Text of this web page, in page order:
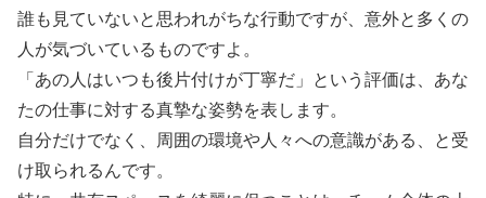
誰も見ていないと思われがちな行動ですが、意外と多くの
人が気づいているものですよ。
「あの人はいつも後片付けが丁寧だ」という評価は、あな
たの仕事に対する真摯な姿勢を表します。
自分だけでなく、周囲の環境や人々への意識がある、と受
け取られるんです。